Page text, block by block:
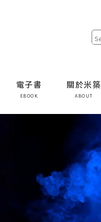
電子書
EBOOK
關於米築
ABOUT